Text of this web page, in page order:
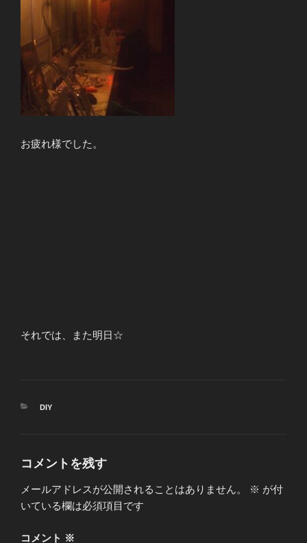
お疲れ様でした。
それでは、また明日☆
カ
DIY
コメントを残す
メールアドレスが公開されることはありません。 ※ が付
いている欄は必須項目です
コメント ※